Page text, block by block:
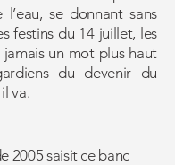
se donnant sans
festins du 14 juillet, les
un mot plus haut
du devenir du
va.
2005 saisit ce banc